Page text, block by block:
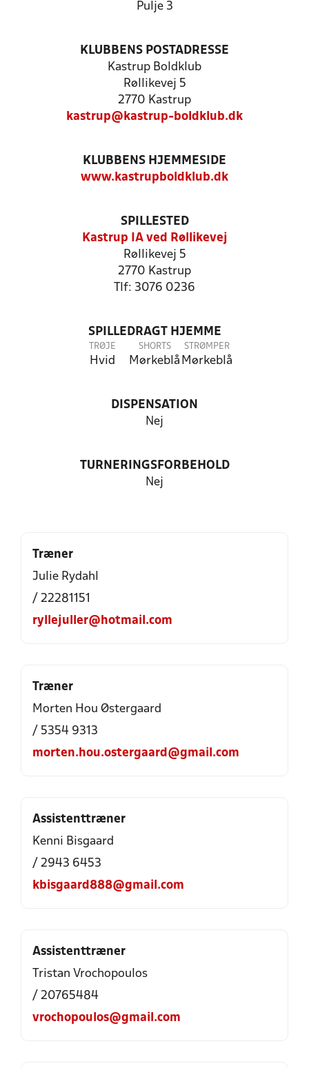
Pulje 3
KLUBBENS POSTADRESSE
Kastrup Boldklub
Røllikevej 5
2770 Kastrup
kastrup@kastrup-boldklub.dk
KLUBBENS HJEMMESIDE
www.kastrupboldklub.dk
SPILLESTED
Kastrup IA ved Røllikevej
Røllikevej 5
2770 Kastrup
Tlf: 3076 0236
SPILLEDRAGT HJEMME
TRØJE
Hvid
SHORTS
Mørkeblå
STRØMPER
Mørkeblå
DISPENSATION
Nej
TURNERINGSFORBEHOLD
Nej
Træner
Julie Rydahl
/ 22281151
ryllejuller@hotmail.com
Træner
Morten Hou Østergaard
/ 5354 9313
morten.hou.ostergaard@gmail.com
Assistenttræner
Kenni Bisgaard
/ 2943 6453
kbisgaard888@gmail.com
Assistenttræner
Tristan Vrochopoulos
/ 20765484
vrochopoulos@gmail.com